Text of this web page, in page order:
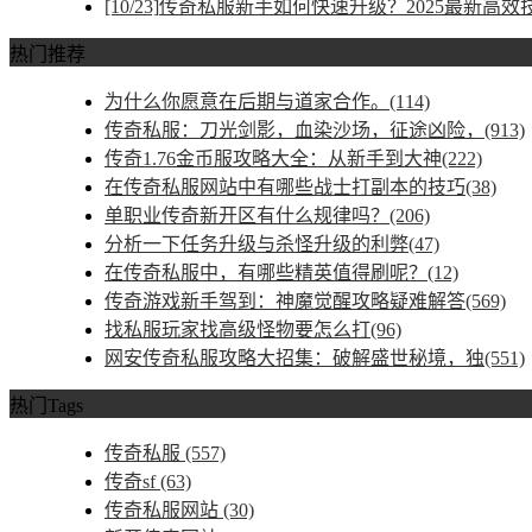
[10/23]传奇私服新手如何快速升级？2025最新高效
热门推荐
为什么你愿意在后期与道家合作。(114)
传奇私服：刀光剑影，血染沙场，征途凶险，(913)
传奇1.76金币服攻略大全：从新手到大神(222)
在传奇私服网站中有哪些战士打副本的技巧(38)
单职业传奇新开区有什么规律吗？(206)
分析一下任务升级与杀怪升级的利弊(47)
在传奇私服中，有哪些精英值得刷呢？(12)
传奇游戏新手驾到：神魔觉醒攻略疑难解答(569)
找私服玩家找高级怪物要怎么打(96)
网安传奇私服攻略大招集：破解盛世秘境，独(551)
热门Tags
传奇私服 (557)
传奇sf(63)
传奇私服网站 (30)